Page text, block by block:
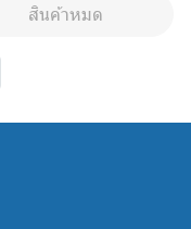
สินค้าหมด